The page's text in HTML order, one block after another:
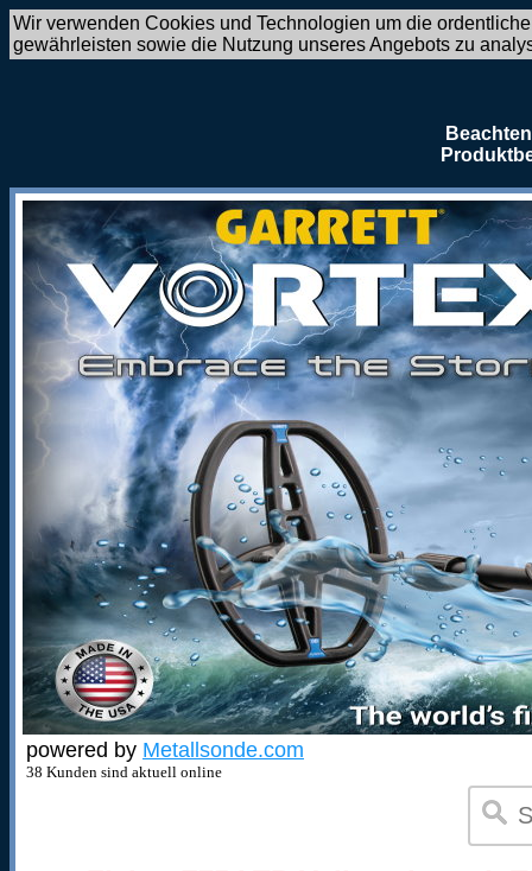
Wir verwenden Cookies und Technologien um die
gewährleisten sowie die Nutzung unseres Angebots zu
powered by Metallsonde.com
38 Kunden sind aktuell online